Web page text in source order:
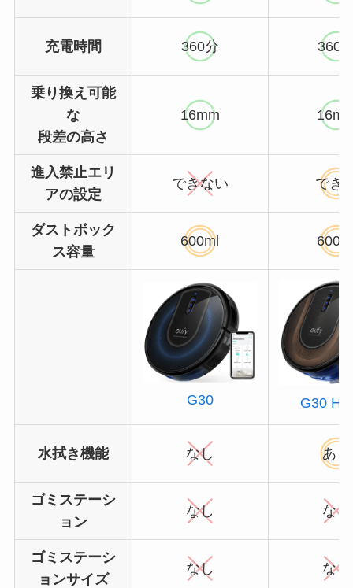
充電時間 360分 360
乗り換え可能
な
段差の高さ
16mm
進入禁止エリ
アの設定
できない でき
ダストボック
ス容量
600ml
G30 G30
水拭き機能 なし あり
ゴミステーシ
ョン
なし なし
ゴミステーシ
ョンサイズ
なし なし